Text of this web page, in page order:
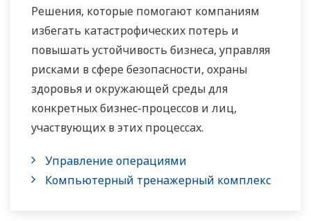
Решения, которые помогают компаниям
избегать катастрофических потерь и
повышать устойчивость бизнеса, управляя
рисками в сфере безопасности, охраны
здоровья и окружающей среды для
конкретных бизнес-процессов и лиц,
участвующих в этих процессах.
Управление операциями
Компьютерный тренажерный комплекс